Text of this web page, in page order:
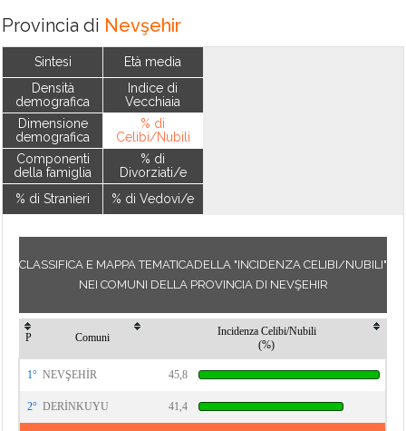
Provincia di Nevşehir
Sintesi
Densità
demografica
Dimensione
demografica
Componenti
della famiglia
% di Stranieri
Età media
Indice di
Vecchiaia
% di
Celibi/Nubili
% di
Divorziati/e
% di Vedovi/e
CLASSIFICA E MAPPA TEMATICADELLA "INCIDENZA CELIBI/NUBILI"
NEI COMUNI DELLA PROVINCIA DI NEVŞEHIR
P Comuni
Incidenza Celibi/Nubili
(%)
1° NEVŞEHİR 45,8
2° DERİNKUYU 41,4